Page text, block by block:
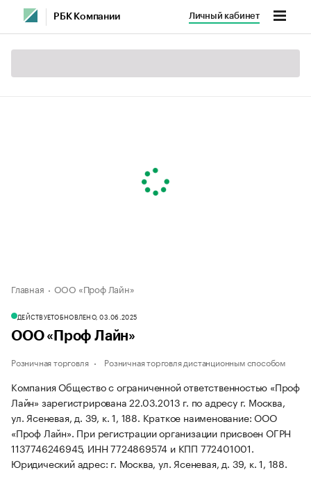
РБК Компании Личный кабинет
Главная ООО «Проф Лайн»
ДЕЙСТВУЕТОБНОВЛЕНО, 03.06.2025
ООО «Проф Лайн»
Розничная торговля Розничная торговля дистанционным способом
Компания Общество с ограниченной ответственностью «Проф
Лайн» зарегистрирована 22.03.2013 г. по адресу г. Москва,
ул. Ясеневая, д. 39, к. 1, 188. Краткое наименование: ООО
«Проф Лайн». При регистрации организации присвоен ОГРН
1137746246945, ИНН 7724869574 и КПП 772401001.
Юридический адрес: г. Москва, ул. Ясеневая, д. 39, к. 1, 188.